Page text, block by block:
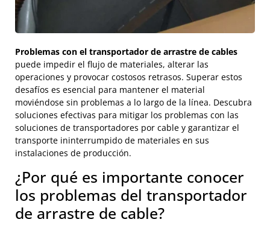
Problemas con el transportador de arrastre de cables
puede impedir el flujo de materiales, alterar las
operaciones y provocar costosos retrasos. Superar estos
desafíos es esencial para mantener el material
moviéndose sin problemas a lo largo de la línea. Descubra
soluciones efectivas para mitigar los problemas con las
soluciones de transportadores por cable y garantizar el
transporte ininterrumpido de materiales en sus
instalaciones de producción.
¿Por qué es importante conocer
los problemas del transportador
de arrastre de cable?